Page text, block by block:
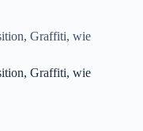
Graffiti, wie
Graffiti, wie